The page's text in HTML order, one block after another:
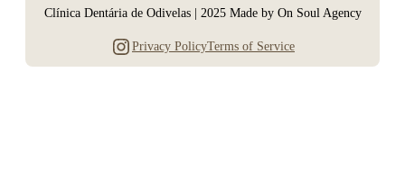
Clínica Dentária de Odivelas | 2025 Made by On Soul Agency
Instagram Privacy PolicyTerms of Service